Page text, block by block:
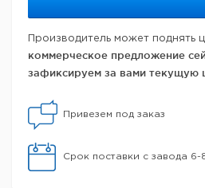
Производитель может поднять
коммерческое предложение
зафиксируем за вами текущую
Привезем под заказ
Срок поставки с завода 6-